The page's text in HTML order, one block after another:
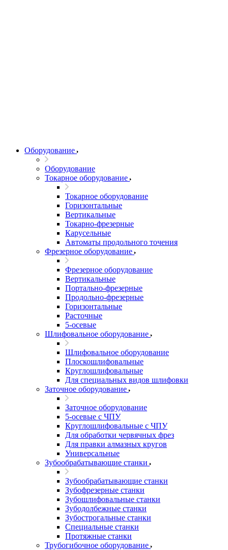
Оборудование
Оборудование
Токарное оборудование
Токарное оборудование
Горизонтальные
Вертикальные
Токарно-фрезерные
Карусельные
Автоматы продольного точения
Фрезерное оборудование
Фрезерное оборудование
Вертикальные
Портально-фрезерные
Продольно-фрезерные
Горизонтальные
Расточные
5-осевые
Шлифовальное оборудование
Шлифовальное оборудование
Плоскошлифовальные
Круглошлифовальные
Для специальных видов шлифовки
Заточное оборудование
Заточное оборудование
5-осевые с ЧПУ
Круглошлифовальные с ЧПУ
Для обработки червячных фрез
Для правки алмазных кругов
Универсальные
Зубообрабатывающие станки
Зубообрабатывающие станки
Зубофрезерные станки
Зубошлифовальные станки
Зубодолбежные станки
Зубострогальные станки
Специальные станки
Протяжные станки
Трубогибочное оборудование